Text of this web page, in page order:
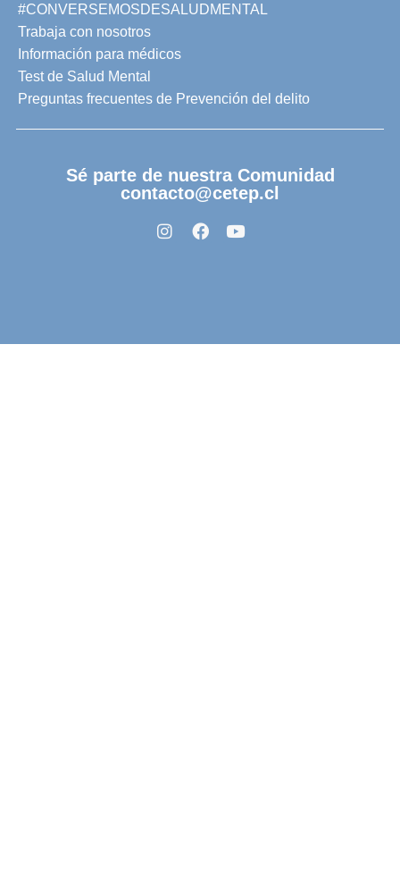
#CONVERSEMOSDESALUDMENTAL
Trabaja con nosotros
Información para médicos
Test de Salud Mental
Preguntas frecuentes de Prevención del delito
Sé parte de nuestra Comunidad
contacto@cetep.cl